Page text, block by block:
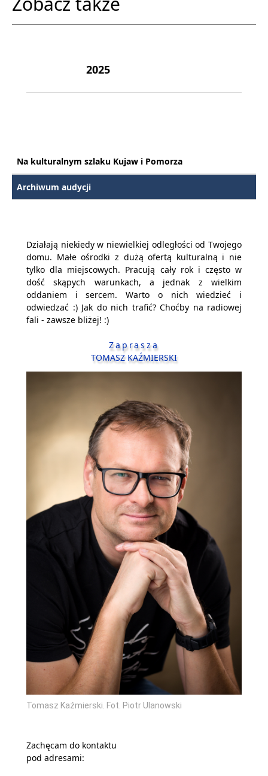
2025
Na kulturalnym szlaku Kujaw i Pomorza
Archiwum audycji
Działają niekiedy w niewielkiej odległości od Twojego
domu. Małe ośrodki z dużą ofertą kulturalną i nie
tylko dla miejscowych. Pracują cały rok i często w
dość skąpych warunkach, a jednak z wielkim
oddaniem i sercem. Warto o nich wiedzieć i
odwiedzać :) Jak do nich trafić? Choćby na radiowej
fali - zawsze bliżej! :)
Zaprasza
TOMASZ KAŹMIERSKI
Tomasz Kaźmierski. Fot. Piotr Ulanowski
Zachęcam do kontaktu
pod adresami: